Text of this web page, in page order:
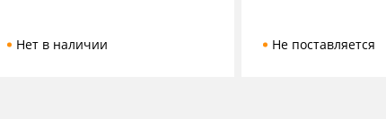
Нет в наличии Не поставляется